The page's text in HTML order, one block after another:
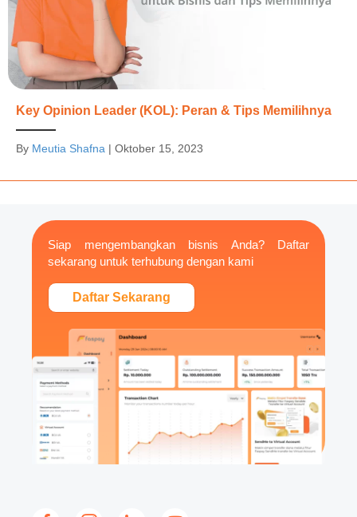
Key Opinion Leader (KOL): Peran & Tips Memilihnya
By Meutia Shafna | Oktober 15, 2023
Siap mengembangkan bisnis Anda? Daftar
sekarang untuk terhubung dengan kami
Daftar Sekarang